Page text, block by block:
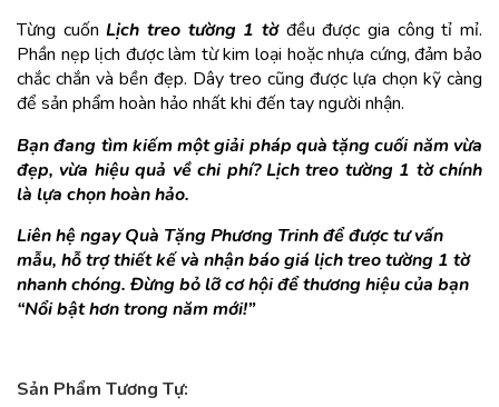
Từng cuốn Lịch treo tường 1 tờ đều được gia công tỉ mỉ.
Phần nẹp lịch được làm từ kim loại hoặc nhựa cứng, đảm bảo
chắc chắn và bền đẹp. Dây treo cũng được lựa chọn kỹ càng
để sản phẩm hoàn hảo nhất khi đến tay người nhận.
Bạn đang tìm kiếm một giải pháp quà tặng cuối năm vừa
đẹp, vừa hiệu quả về chi phí? Lịch treo tường 1 tờ chính
là lựa chọn hoàn hảo.
Liên hệ ngay Quà Tặng Phương Trinh để được tư vấn
mẫu, hỗ trợ thiết kế và nhận báo giá lịch treo tường 1 tờ
nhanh chóng. Đừng bỏ lỡ cơ hội để thương hiệu của bạn
“Nổi bật hơn trong năm mới!”
Sản Phẩm Tương Tự: